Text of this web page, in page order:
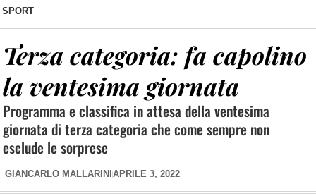
SPORT
Terza categoria: fa capolino
la ventesima giornata
Programma e classifica in attesa della ventesima
giornata di terza categoria che come sempre non
esclude le sorprese
GIANCARLO MALLARINI APRILE 3, 2022